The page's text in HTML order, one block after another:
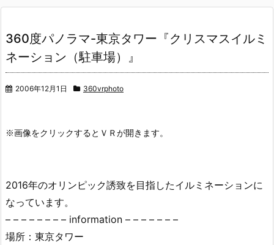
360度パノラマ-東京タワー『クリスマスイルミ
ネーション（駐車場）』
2006年12月1日 360vrphoto
2016年のオリンピック誘致を目指したイルミネーションに
なっています。
– – – – – – – – information – – – – – – –
場所：東京タワー